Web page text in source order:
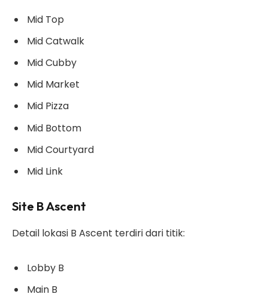
Mid Top
Mid Catwalk
Mid Cubby
Mid Market
Mid Pizza
Mid Bottom
Mid Courtyard
Mid Link
Site B Ascent
Detail lokasi B Ascent terdiri dari titik:
Lobby B
Main B